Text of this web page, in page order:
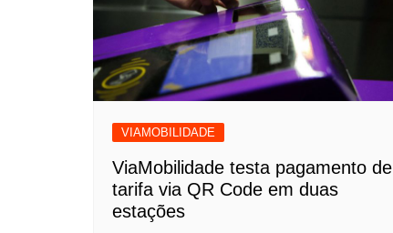
VIAMOBILIDADE
ViaMobilidade testa pagamento de
tarifa via QR Code em duas
estações